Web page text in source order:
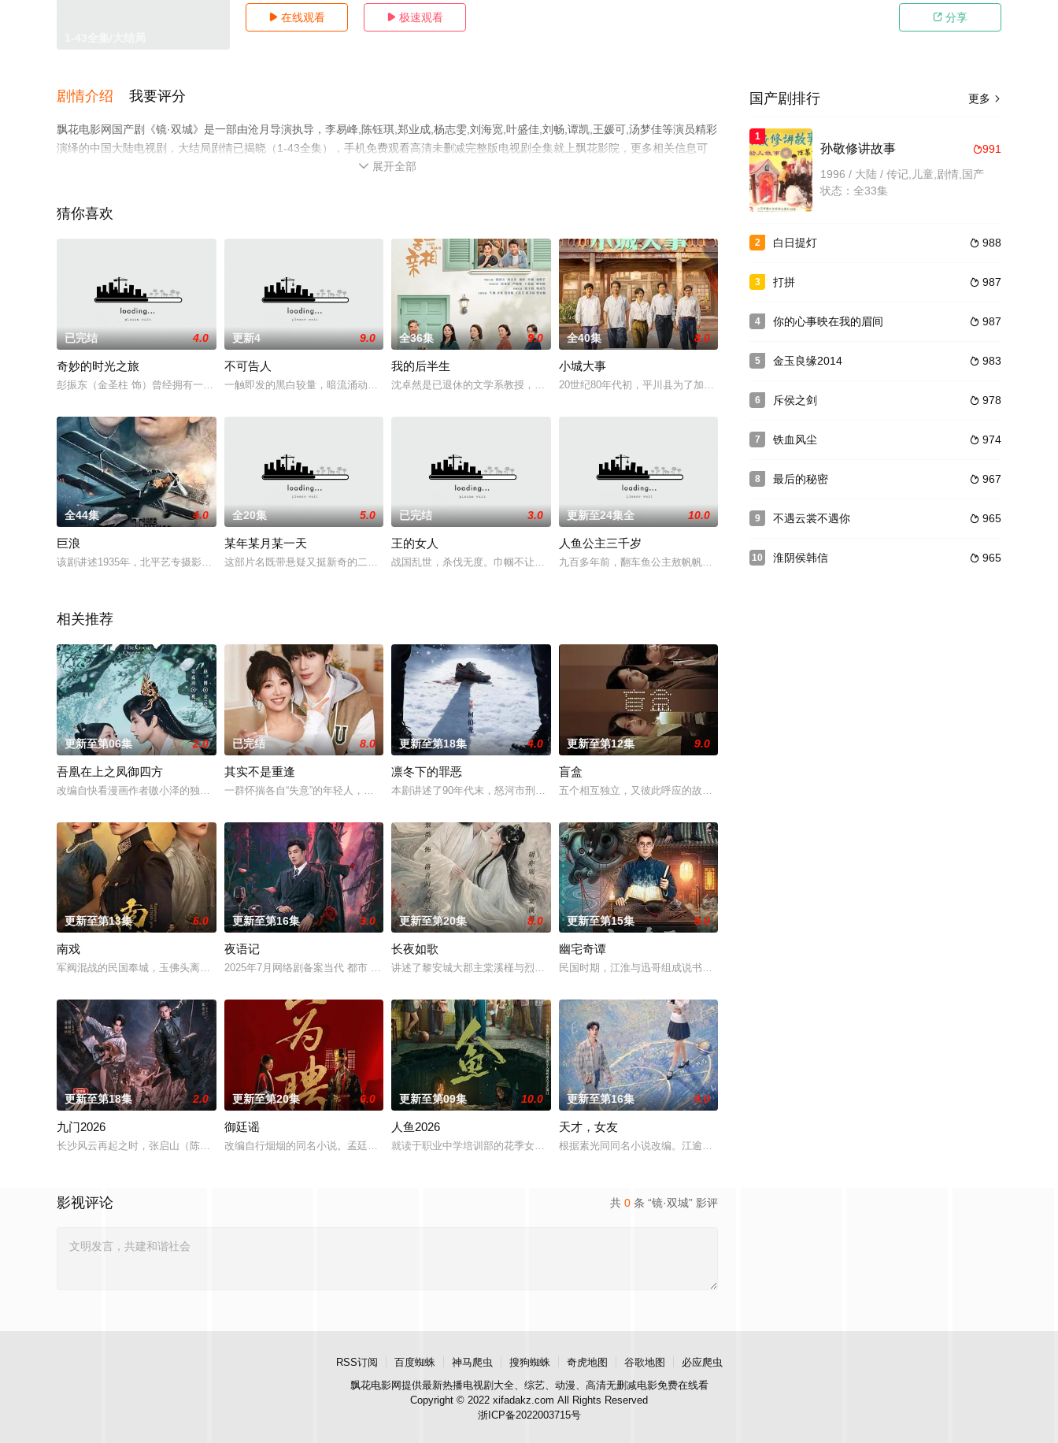
 在线观看  极速观看  分享
剧情介绍 我要评分
飘花电影网国产剧《镜·双城》是一部由沧月导演执导，李易峰,陈钰琪,郑业成,杨志雯,刘海宽,叶盛佳,刘畅,谭凯,王媛可,汤梦佳等演员精彩
演绎的中国大陆电视剧，大结局剧情已揭晓（1-43全集），手机免费观看高清未删减完整版电视剧全集就上飘花影院，更多相关信息可
 展开全部
猜你喜欢
已完结 4.0
奇妙的时光之旅
彭振东（金圣柱 饰）曾经拥有一个十分美满的家庭，然而，一场邮轮爆炸事故毁掉了一切，他的妻子谢佳欣（林心如 饰）亦丧生于车祸之中。彭
更新4 9.0
不可告人
一触即发的黑白较量，暗流涌动的正邪对决！在复杂人性极限拉扯的背后究竟隐藏着什么？
全36集 9.0
我的后半生
沈卓然是已退休的文学系教授，儿女双全、三代同堂，发妻去世后他在老友的鼓励下开启了相亲之旅。他先后遇到了四位相亲对象。善解人意的护士
全40集 8.0
小城大事
20世纪80年代初，平川县为了加快发展，决定设立“月海镇”。李秋萍与郑德诚两名能力及个性突出的干部，秉
全44集 4.0
巨浪
该剧讲述1935年，北平艺专摄影科学生吴大中对投身地下党的高海薇一见钟情，并为了爱情参军投身抗战，用相机记录着抗战一步步走向胜利。
全20集 5.0
某年某月某一天
这部片名既带悬疑又挺新奇的二十集电视连续剧讲述的是：为了救助得了肾病的妹妹陆雪婷，哥哥陆天野忍痛脱下军装到地方当了一名保安部经理。
已完结 3.0
王的女人
战国乱世，杀伐无度。巾帼不让须眉的吕乐（陈乔恩 饰）决心寻找一位英雄依傍，而恐武豪爽的云狂（明道 饰）无疑成为令她倾心的英雄。薛国
更新至24集全 10.0
人鱼公主三千岁
九百多年前，翻车鱼公主敖帆帆被书生霍云深所救，决心在霍云深25岁时以身相许，奇怪的是，霍云深的每一
相关推荐
更新至第06集 2.0
吾凰在上之凤御四方
改编自快看漫画作者嗷小泽的独家连载漫画《吾凰在上》。现代少女奚圆（姜贞羽 饰）因意外踏入玄机界，继而卷入虎云国内乱的漩涡，身陷重重
已完结 8.0
其实不是重逢
一群怀揣各自“失意”的年轻人，在沿海小城南安相遇相知，他们决心各展所长创办旅行社。他们以当地的特色人文与美食为引，用真诚与创意打动
更新至第18集 4.0
凛冬下的罪恶
本剧讲述了90年代末，怒河市刑侦支队在无普及监控、无DNA鉴定技术的支持下，通过摸排、勘查等传统刑侦手段，接连破获数起重案要案的艰
更新至第12集 9.0
盲盒
五个相互独立，又彼此呼应的故事——用一场精心策划的“夏令营”完成复仇的受害者；临终前与遗憾和解的“无
更新至第13集 6.0
南戏
军阀混战的民国奉城，玉佛头离奇失窃，戏班主横尸戏台，将冷血少帅许又安与昆曲名伶荣筱楠推向不死不休的对立绝境。而他们不知，对方正是自
更新至第16集 3.0
夜语记
2025年7月网络剧备案当代 都市 海南越酷文化传媒有限公司
更新至第20集 8.0
长夜如歌
讲述了黎安城大郡主棠溪槿与烈云峥之间曲折动人的情感，以及他们在复杂局势中坚守初心、勇敢面对困难的爱情故事。通过剧中主人公在成长的道
更新至第15集 9.0
幽宅奇谭
民国时期，江淮与迅哥组成说书班子，偶遇“白天人住屋，晚上鬼占房”的阴阳宅，江淮被掳走配“阴婚”。他与
更新至第18集 2.0
九门2026
长沙风云再起之时，张启山（陈伟霆 饰）与吴老狗（曾舜晞 饰）强强联手，携手霍仙姑（陈瑶 饰）与九门诸人共赴冒险奇局。一桩401部队
更新至第20集 6.0
御廷谣
改编自行烟烟的同名小说。孟廷辉，大平王朝有史以来个以女子进士科三元及第入翰林院的奇女子。十年前的她被他从死人堆里救出来，蓬头垢面口
更新至第09集 10.0
人鱼2026
就读于职业中学培训部的花季女生苏琳（黄杨钿甜 饰），虽自小被父母忽视，在艰苦环境中长大，但她始终刻苦学习，憧憬未来。为此，苏琳苦练
更新至第16集 4.0
天才，女友
根据素光同同名小说改编。江逾白长大以后，林知夏忽然对他说：“江逾白，我喜欢你，哲学和生物学意义上的
共 0 条 “镜·双城” 影评
影视评论
更多 
国产剧排行
1
991
孙敬修讲故事
1996 / 大陆 / 传记,儿童,剧情,国产
状态：全33集
2  988
白日提灯
3  987
打拼
4  987
你的心事映在我的眉间
5  983
金玉良缘2014
6  978
斥侯之剑
7  974
铁血风尘
8  967
最后的秘密
9  965
不遇云裳不遇你
10  965
淮阴侯韩信
RSS订阅 百度蜘蛛 神马爬虫 搜狗蜘蛛 奇虎地图 谷歌地图
必应爬虫
飘花电影网提供最新热播电视剧大全、综艺、动漫、高清无删减电影免费在线看
Copyright © 2022 xifadakz.com All Rights Reserved
浙ICP备2022003715号